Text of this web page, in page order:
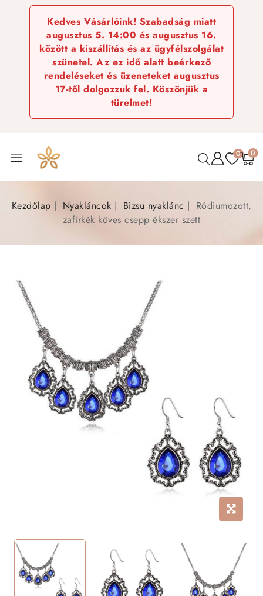
Kedves Vásárlóink! Szabadság miatt
augusztus 5. 14:00 és augusztus 16.
között a kiszállítás és az ügyfélszolgálat
szünetel. Az ez idő alatt beérkező
rendeléseket és üzeneteket augusztus
17-től dolgozzuk fel. Köszönjük a
türelmet!
0 0
Kezdőlap Nyakláncok Bizsu nyaklánc
Ródiumozott,
zafírkék köves csepp ékszer szett